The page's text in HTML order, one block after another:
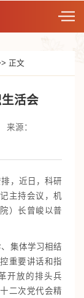
正文
活会
来源：
，近日，科研
主持会议，机
）长曾峻以普
集体学习相结
重要讲话和指
开放的排头兵
二次党代会精